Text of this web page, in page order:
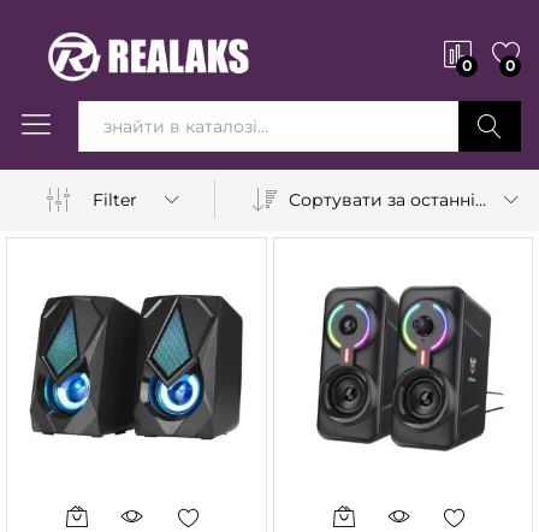
0 0
Вперед!
Filter
Сортувати за останніми